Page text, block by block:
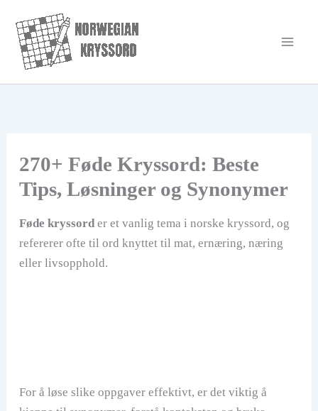
rett
innholdet
270+ Føde Kryssord: Beste
Tips, Løsninger og Synonymer
Føde kryssorder et vanlig tema i norske kryssord, og
refererer ofte til ord knyttet til mat, ernæring, næring
eller livsopphold.
For å løse slike oppgaver effektivt, er det viktig å